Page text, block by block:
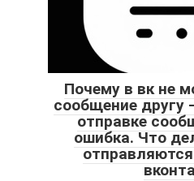
Почему в вк не
сообщение другу
отправке
ошибка. Что